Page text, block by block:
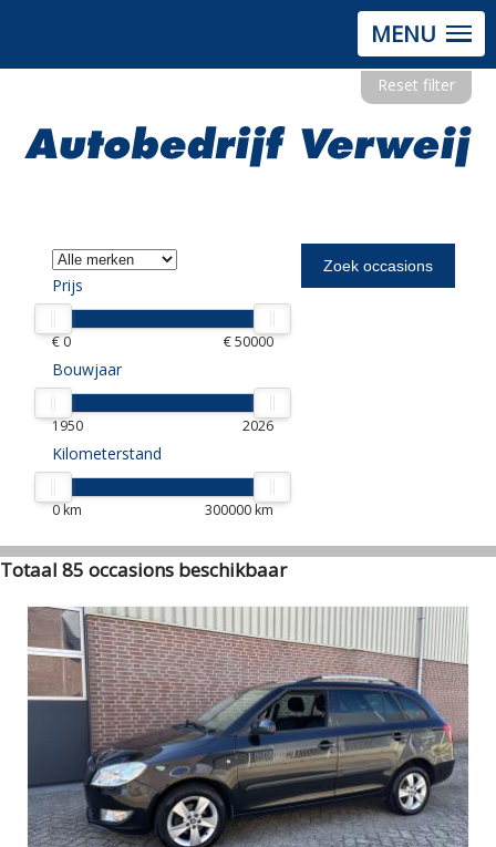
MENU
Prijs
€ 0 € 50000
Bouwjaar
1950 2026
Kilometerstand
0 km 300000 km
Reset filter
Totaal 85 occasions beschikbaar